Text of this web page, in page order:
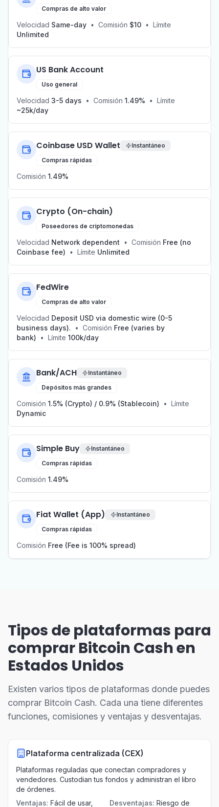
Compras de alto valor
Velocidad Same-day • Comisión $10 • Límite
Unlimited
US Bank Account
Uso general
Velocidad 3-5 days • Comisión 1.49% • Límite
~25k/day
Coinbase USD Wallet
Instantáneo
Compras rápidas
Comisión 1.49%
Crypto (On-chain)
Poseedores de criptomonedas
Velocidad Network dependent • Comisión Free (no
Coinbase fee)
• Límite Unlimited
FedWire
Compras de alto valor
Velocidad Deposit USD via domestic wire (0-5
business days).
• Comisión Free (varies by
bank)
• Límite 100k/day
Bank/ACH
Instantáneo
Depósitos más grandes
Comisión 1.5% (Crypto) / 0.9% (Stablecoin) • Límite
Dynamic
Simple Buy
Instantáneo
Compras rápidas
Comisión 1.49%
Fiat Wallet (App)
Instantáneo
Compras rápidas
Comisión Free (Fee is 100% spread)
Tipos de plataformas para
comprar Bitcoin Cash en
Estados Unidos
Existen varios tipos de plataformas donde puedes
comprar Bitcoin Cash. Cada una tiene diferentes
funciones, comisiones y ventajas y desventajas.
Plataforma centralizada (CEX)
Plataformas reguladas que conectan compradores y
vendedores. Custodian tus fondos y administran el libro
de órdenes.
Ventajas: Fácil de usar, Desventajas: Riesgo de